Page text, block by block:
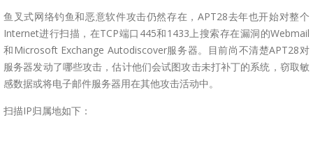
鱼叉式网络钓鱼和恶意软件攻击仍然存在，APT28去年也开始对整个
Internet进行扫描，在TCP端口445和1433上搜索存在漏洞的Webmail
和Microsoft Exchange Autodiscover服务器。目前尚不清楚APT28对
服务器发动了哪些攻击，估计他们会试图攻击未打补丁的系统，窃取敏
感数据或将电子邮件服务器用在其他攻击活动中。
扫描IP归属地如下：